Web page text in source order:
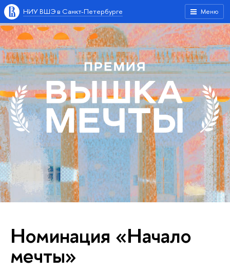
Меню
НИУ ВШЭ в Санкт-Петербурге
Номинация «Начало
мечты»